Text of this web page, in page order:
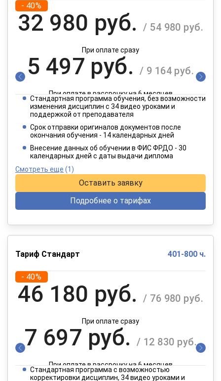
- 40%
32 980 руб. / 54 980 руб.
При оплате сразу
5 497 руб. / 9 164 руб.
При оплате в рассрочку на 6 месяцев
2 749 руб. / 4 582 руб.
При оплате в рассрочку на 12 месяцев
Стандартная программа обучения, без возможности
изменения дисциплин с 34 видео уроками и
поддержкой от преподавателя
Срок отправки оригиналов документов после
окончания обучения - 14 календарных дней
Внесение данных об обучении в ФИС ФРДО - 30
календарных дней с даты выдачи диплома
Смотреть еще (1)
Оставить заявку
Подробнее о тарифах
Тариф Стандарт 401-800 ч.
- 40%
46 180 руб. / 76 980 руб.
При оплате сразу
7 697 руб. / 12 830 руб.
При оплате в рассрочку на 6 месяцев
Стандартная программа с возможностью
корректировки дисциплин, 34 видео уроками и